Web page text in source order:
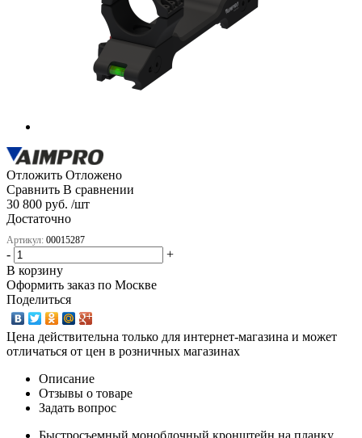
Отложить Отложено
Сравнить В сравнении
30 800 руб. /шт
Достаточно
Артикул: 00015287
-
+
В корзину
Оформить заказ по Москве
Поделиться
Цена действительна только для интернет-магазина и может
отличаться от цен в розничных магазинах
Описание
Отзывы о товаре
Задать вопрос
Быстросъемный моноблочный кронштейн на планку